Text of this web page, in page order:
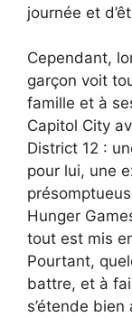
journée et
Cependant,
garçon voit
famille et à
Capitol City
District 12 :
pour lui, une
Hunger
tout est mis
Pourtant,
battre, et à
s’étende bien